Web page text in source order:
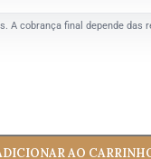
A cobrança final depende das
AO